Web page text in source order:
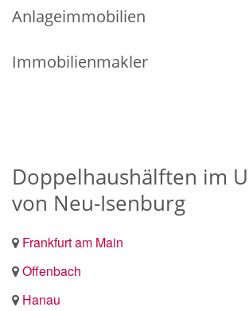
Anlageimmobilien
Immobilienmakler
Doppelhaushälften im
von Neu-Isenburg
Frankfurt am Main
Offenbach
Hanau